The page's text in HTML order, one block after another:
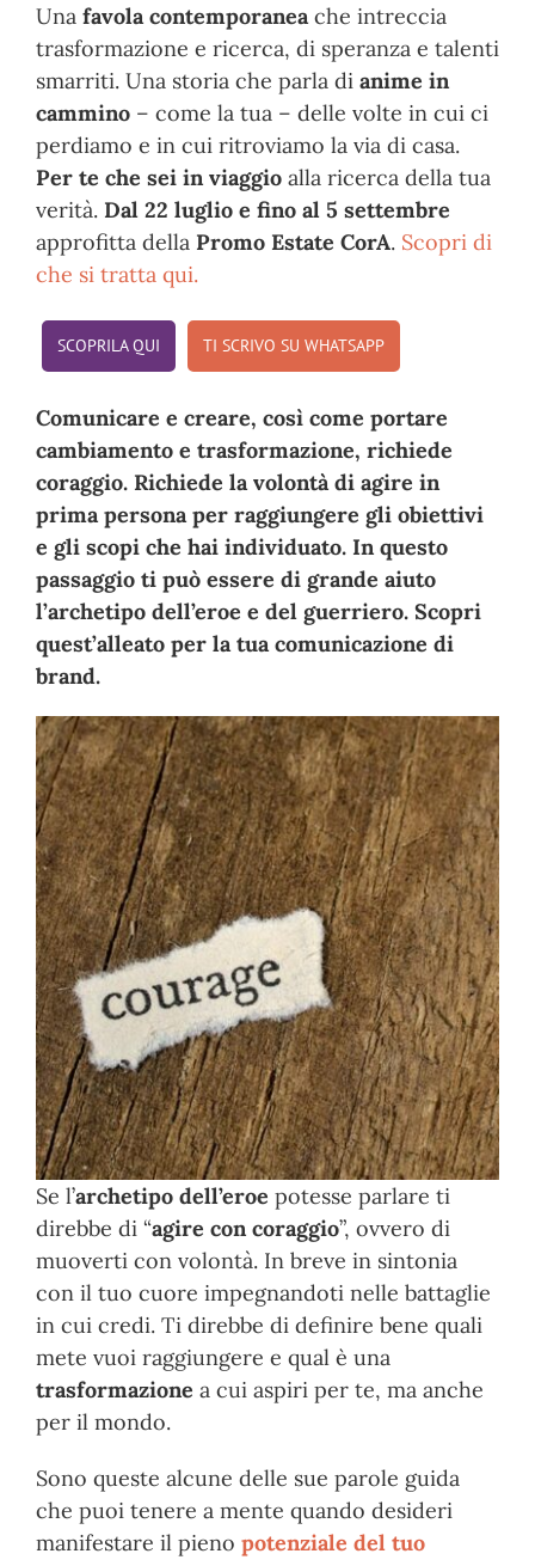
Una favola contemporaneache intreccia
trasformazione e ricerca, di speranza e talenti
smarriti. Una storia che parla di anime in
cammino – come la tua – delle volte in cui ci
perdiamo e in cui ritroviamo la via di casa.
Per te che sei in viaggio alla ricerca della tua
verità. Dal 22 luglio e fino al 5 settembre
approfitta della Promo Estate CorA. Scopri di
che si tratta qui.
SCOPRILA QUI TI SCRIVO SU WHATSAPP
Comunicare e creare, così come portare
cambiamento e trasformazione, richiede
coraggio. Richiede la volontà di agire in
prima persona per raggiungere gli obiettivi
e gli scopi che hai individuato. In questo
passaggio ti può essere di grande aiuto
l’archetipo dell’eroe e del guerriero. Scopri
quest’alleato per la tua comunicazione di
brand.
Se l’archetipo dell’eroe potesse parlare ti
direbbe di “agire con coraggio”, ovvero di
muoverti con volontà. In breve in sintonia
con il tuo cuore impegnandoti nelle battaglie
in cui credi. Ti direbbe di definire bene quali
mete vuoi raggiungere e qual è una
trasformazione a cui aspiri per te, ma anche
per il mondo.
Sono queste alcune delle sue parole guida
che puoi tenere a mente quando desideri
manifestare il pieno potenziale del tuo